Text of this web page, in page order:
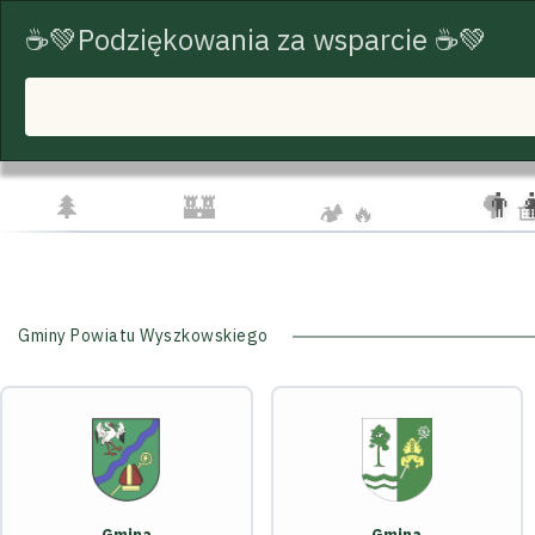
START TRASY ROWEROWE TURYSTYKA
☁️ 🦅
🌲 🏰 🏕️ 🔥 🌳
Gminy Powiatu Wyszkowskiego
☕💚Podziękowania za wsparcie ☕💚